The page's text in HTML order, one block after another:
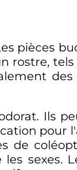
pièces
rostre,
Ils
pour
de
sexes.